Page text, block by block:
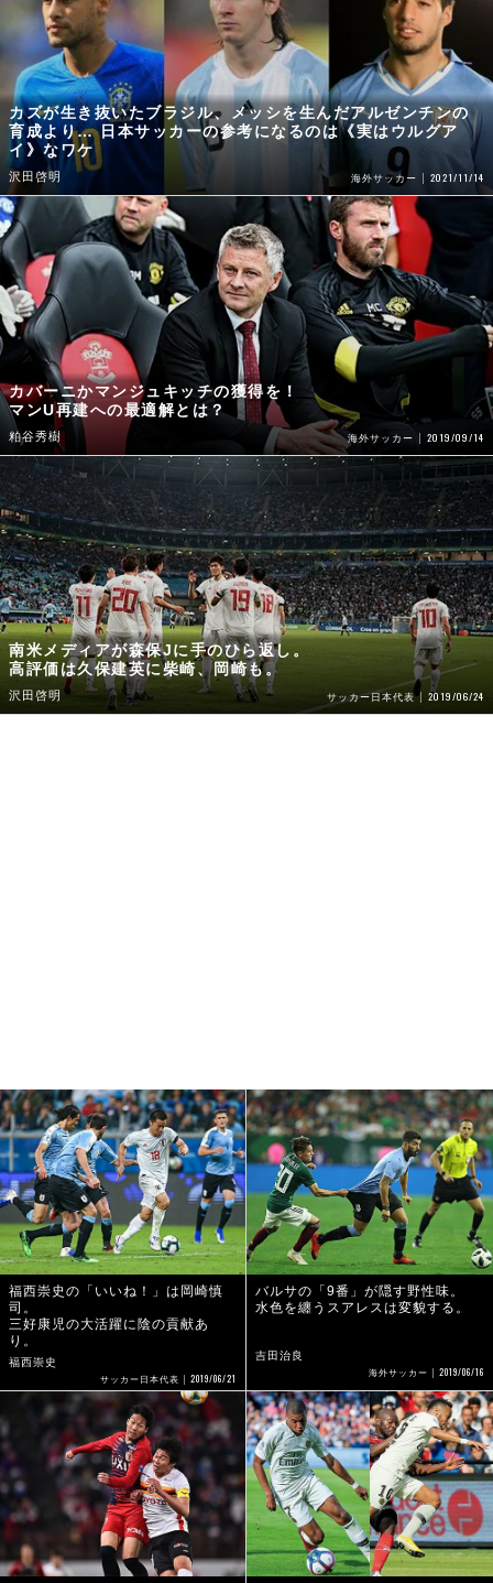
カズが生き抜いたブラジル、メッシを生んだアルゼンチンの
育成より… 日本サッカーの参考になるのは《実はウルグア
イ》なワケ
沢田啓明 海外サッカー 2021/11/14
カバーニかマンジュキッチの獲得を！
マンU再建への最適解とは？
粕谷秀樹 海外サッカー 2019/09/14
南米メディアが森保Jに手のひら返し。
高評価は久保建英に柴崎、岡崎も。
沢田啓明 サッカー日本代表 2019/06/24
福西崇史の「いいね！」は岡崎慎
司。
三好康児の大活躍に陰の貢献あ
り。
福西崇史
サッカー日本代表 2019/06/21
バルサの「9番」が隠す野性味。
水色を纏うスアレスは変貌する。
吉田治良
海外サッカー 2019/06/16